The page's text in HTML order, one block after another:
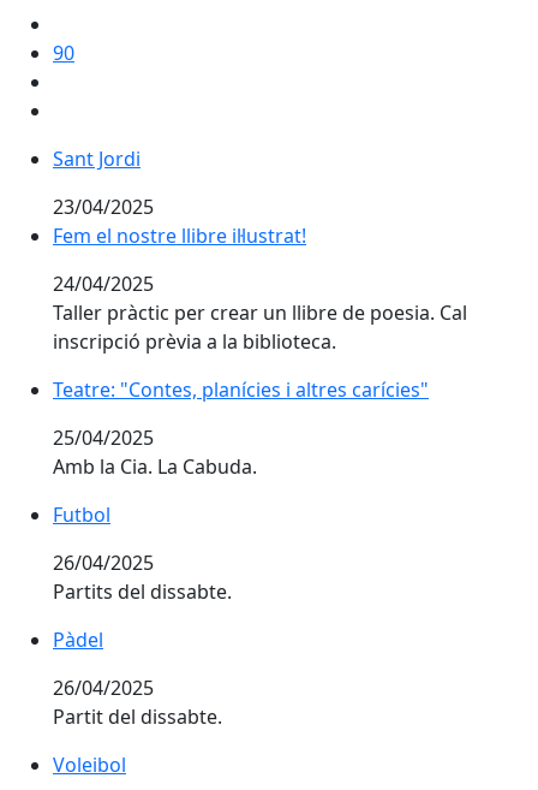
90
Sant Jordi
Sant Jordi
23/04/2025
Fem el nostre llibre il·lustrat!
Fem el nostre llibre il·lustrat!
24/04/2025
Taller pràctic per crear un llibre de poesia. Cal
inscripció prèvia a la biblioteca.
Teatre: "Contes, planícies i altres carícies"
Teatre: "Contes, planícies i altres carícies"
25/04/2025
Amb la Cia. La Cabuda.
Futbol
Futbol
26/04/2025
Partits del dissabte.
Pàdel
Pàdel
26/04/2025
Partit del dissabte.
Voleibol
Voleibol